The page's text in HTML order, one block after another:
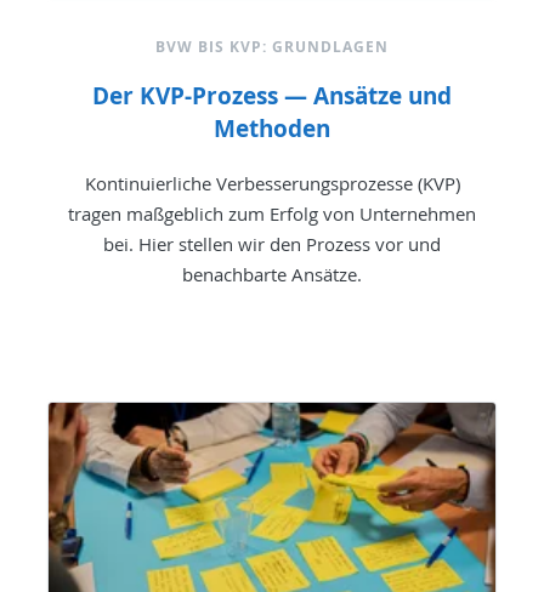
BVW BIS KVP: GRUNDLAGEN
Der KVP-Prozess — Ansätze und
Methoden
Kontinuierliche Verbesserungsprozesse (KVP)
tragen maßgeblich zum Erfolg von Unternehmen
bei. Hier stellen wir den Prozess vor und
benachbarte Ansätze.